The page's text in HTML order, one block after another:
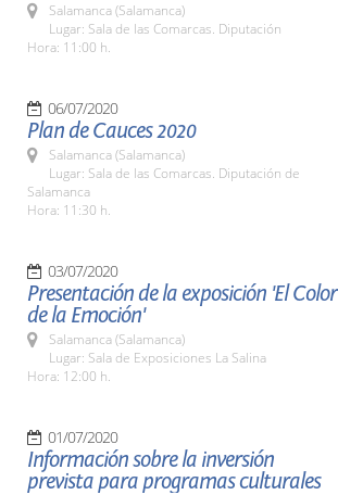
Salamanca (Salamanca)
Lugar: Sala de las Comarcas. Diputación
Hora: 11:00 h.
06/07/2020
Plan de Cauces 2020
Salamanca (Salamanca)
Lugar: Sala de las Comarcas. Diputación de
Salamanca
Hora: 11:30 h.
03/07/2020
Presentación de la exposición 'El Color
de la Emoción'
Salamanca (Salamanca)
Lugar: Sala de Exposiciones La Salina
Hora: 12:00 h.
01/07/2020
Información sobre la inversión
prevista para programas culturales